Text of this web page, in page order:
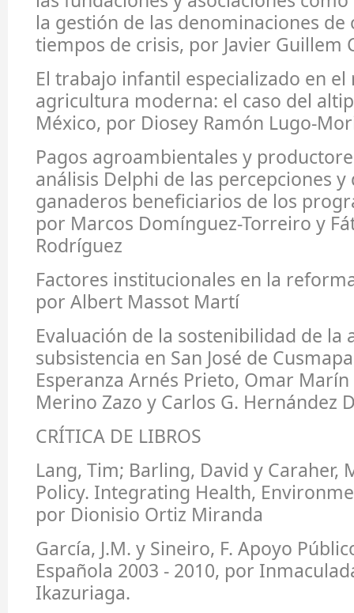
la gestión de las denominaciones de
tiempos de crisis, por Javier Guillem
El trabajo infantil especializado en el
agricultura moderna: el caso del
México, por Diosey Ramón Lugo-
Pagos agroambientales y
análisis Delphi de las percepciones
ganaderos beneficiarios de los
por Marcos Domínguez-Torreiro y
Rodríguez
Factores institucionales en la
por Albert Massot Martí
Evaluación de la sostenibilidad de la
subsistencia en San José de
Esperanza Arnés Prieto, Omar
Merino Zazo y Carlos G. Hernández
CRÍTICA DE LIBROS
Lang, Tim; Barling, David y Caraher,
Policy. Integrating Health,
por Dionisio Ortiz Miranda
García, J.M. y Sineiro, F. Apoyo
Española 2003 - 2010, por
Ikazuriaga.